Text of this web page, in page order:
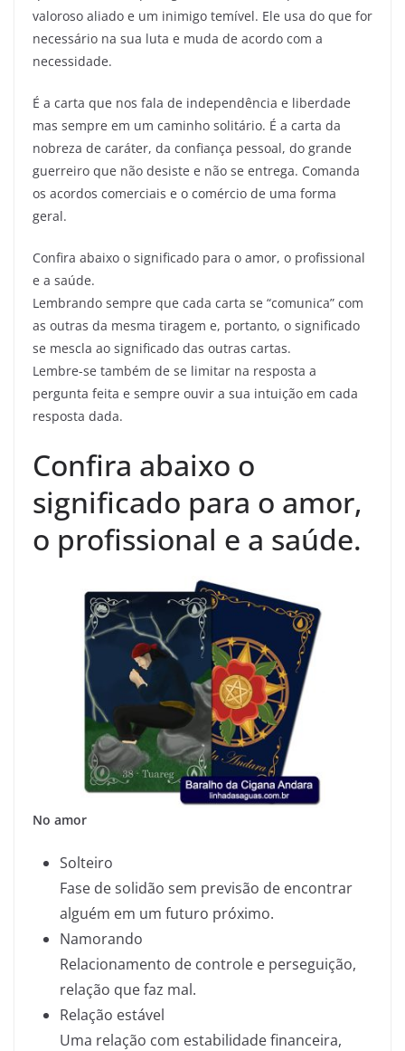
valoroso aliado e um inimigo temível. Ele usa do que for
necessário na sua luta e muda de acordo com a
necessidade.
É a carta que nos fala de independência e liberdade
mas sempre em um caminho solitário. É a carta da
nobreza de caráter, da confiança pessoal, do grande
guerreiro que não desiste e não se entrega. Comanda
os acordos comerciais e o comércio de uma forma
geral.
Confira abaixo o significado para o amor, o profissional
e a saúde.
Lembrando sempre que cada carta se “comunica” com
as outras da mesma tiragem e, portanto, o significado
se mescla ao significado das outras cartas.
Lembre-se também de se limitar na resposta a
pergunta feita e sempre ouvir a sua intuição em cada
resposta dada.
Confira abaixo o
significado para o amor,
o profissional e a saúde.
No amor
Solteiro
Fase de solidão sem previsão de encontrar
alguém em um futuro próximo.
Namorando
Relacionamento de controle e perseguição,
relação que faz mal.
Relação estável
Uma relação com estabilidade financeira,